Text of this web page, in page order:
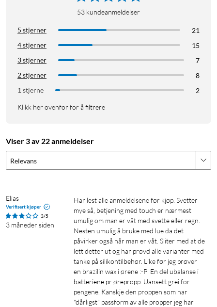
Leveres med USB-C-kabel og hodetelefonputer i ulike
størrelser
53 kundeanmeldelser
5 stjerner
21
4 stjerner
15
3 stjerner
7
2 stjerner
8
1 stjerne
2
Klikk her ovenfor for å filtrere
Viser 3 av 22 anmeldelser
Relevans
Elias
Verifisert kjøper
3/5
3 måneder siden
Har lest alle anmeldelsene før kjøp. Svetter
mye så, betjening med touch er nærmest
umulig om man er våt med svette eller regn.
Nesten umulig å bruke med lue da det
påvirker også når man er våt. Sliter med at de
lett detter ut og har prøvd alle varianter med
tanke på silikontilbehør. Like før jeg prøver
en brazilin wax i ørene :-P  En del ubalanse i
batteriene pr ørepropp. Uansett grei for
pengene. Kanskje den proppen som har
"dårligst" passform av alle propper jeg har